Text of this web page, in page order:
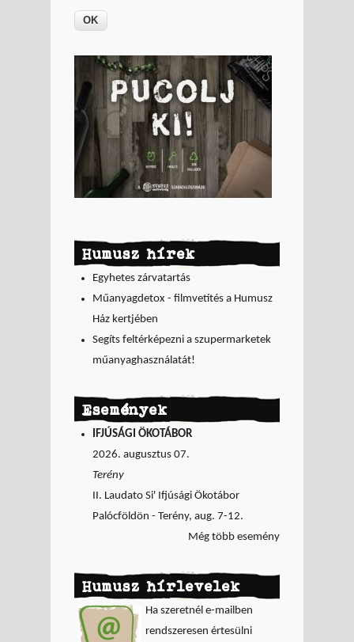
Humusz hírek
Egyhetes zárvatartás
Műanyagdetox - filmvetítés a Humusz
Ház kertjében
Segíts feltérképezni a szupermarketek
műanyaghasználatát!
Események
IFJÚSÁGI ÖKOTÁBOR
2026. augusztus 07.
Terény
II. Laudato Si' Ifjúsági Ökotábor
Palócföldön - Terény, aug. 7-12.
Még több esemény
Humusz hírlevelek
Ha szeretnél e-mailben
rendszeresen értesülni